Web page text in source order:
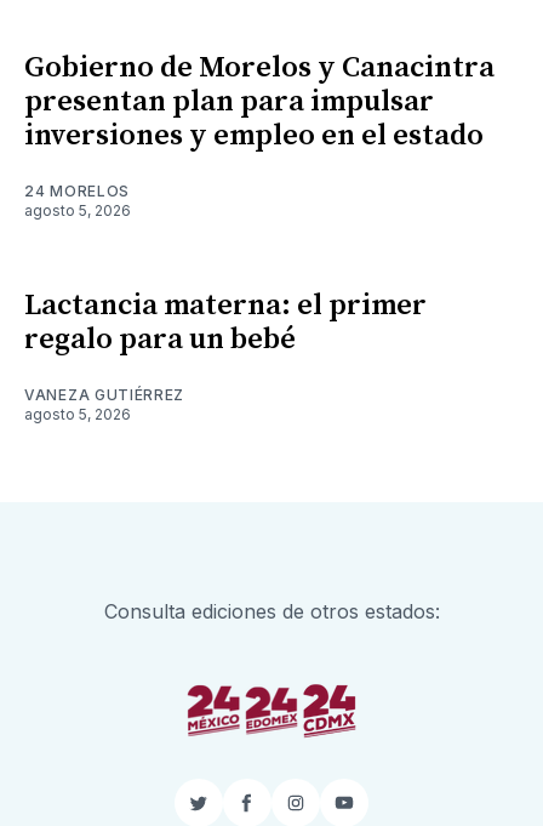
Gobierno de Morelos y Canacintra
presentan plan para impulsar
inversiones y empleo en el estado
24 MORELOS
agosto 5, 2026
Lactancia materna: el primer
regalo para un bebé
VANEZA GUTIÉRREZ
agosto 5, 2026
Consulta ediciones de otros estados:
TwitterFacebook
InstagramYouTube